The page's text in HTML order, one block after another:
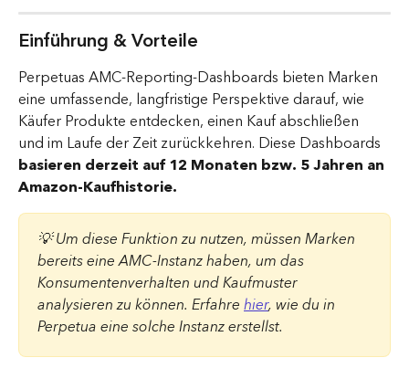
Einführung & Vorteile
Perpetuas AMC-Reporting-Dashboards bieten Marken
eine umfassende, langfristige Perspektive darauf, wie
Käufer Produkte entdecken, einen Kauf abschließen
und im Laufe der Zeit zurückkehren. Diese Dashboards
basieren derzeit auf 12 Monaten bzw. 5 Jahren an
Amazon-Kaufhistorie.
💡 Um diese Funktion zu nutzen, müssen Marken
bereits eine AMC-Instanz haben, um das
Konsumentenverhalten und Kaufmuster
analysieren zu können. Erfahre hier, wie du in
Perpetua eine solche Instanz erstellst.